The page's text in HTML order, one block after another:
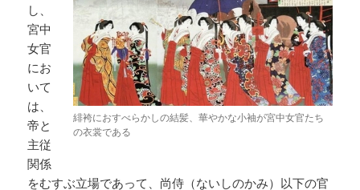
緋袴におすべらかしの結髪、華やかな小袖が宮中女官たち
の衣裳である
し、
宮中
女官
にお
いて
は、
帝と
主従
関係
をむすぶ立場であって、尚侍（ないしのかみ）以下の官